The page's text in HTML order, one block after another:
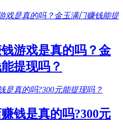
游戏是真的吗？金
提现吗？
钱是真的吗?300元